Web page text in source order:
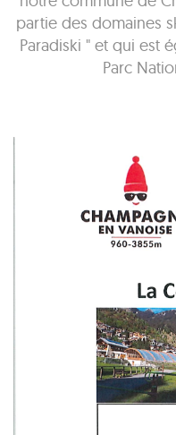
partie des domaines
Paradiski " et qui est
Parc